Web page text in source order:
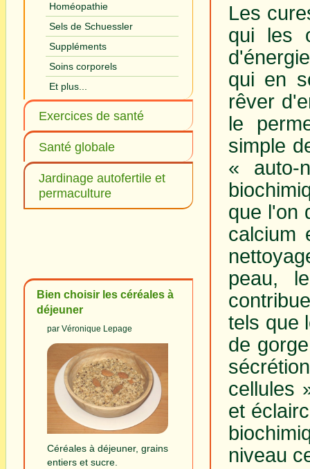
Homéopathie
Sels de Schuessler
Suppléments
Soins corporels
Et plus...
Exercices de santé
Santé globale
Jardinage autofertile et
permaculture
Bien choisir les céréales à
déjeuner
par Véronique Lepage
Céréales à déjeuner, grains
entiers et sucre.
Les
qui les
qui en
rêver
le
simple
« auto-
que l'on
calcium
peau,
tels que
de
cellules
et
niveau